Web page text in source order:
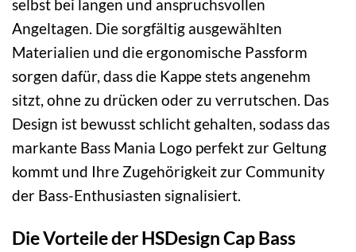
selbst bei langen und anspruchsvollen
Angeltagen. Die sorgfältig ausgewählten
Materialien und die ergonomische Passform
sorgen dafür, dass die Kappe stets angenehm
sitzt, ohne zu drücken oder zu verrutschen. Das
Design ist bewusst schlicht gehalten, sodass das
markante Bass Mania Logo perfekt zur Geltung
kommt und Ihre Zugehörigkeit zur Community
der Bass-Enthusiasten signalisiert.
Die Vorteile der HSDesign Cap Bass